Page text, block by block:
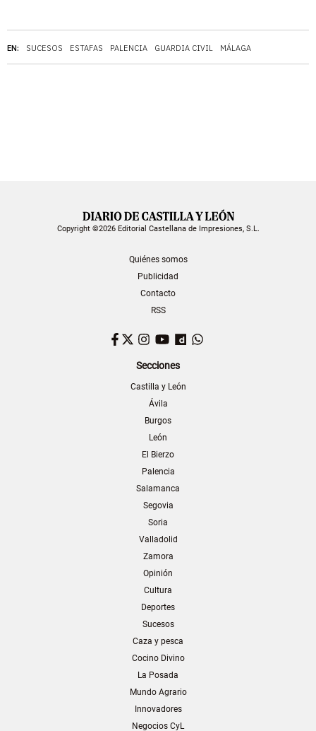
EN: SUCESOS ESTAFAS PALENCIA GUARDIA CIVIL MÁLAGA
Copyright ©2026 Editorial Castellana de Impresiones, S.L.
Quiénes somos
Publicidad
Contacto
RSS
Facebook
TwitterInstagram
YouTubeDailymotion
Secciones
Castilla y León
Ávila
Burgos
León
El Bierzo
Palencia
Salamanca
Segovia
Soria
Valladolid
Zamora
Opinión
Cultura
Deportes
Sucesos
Caza y pesca
Cocino Divino
La Posada
Mundo Agrario
Innovadores
Negocios CyL